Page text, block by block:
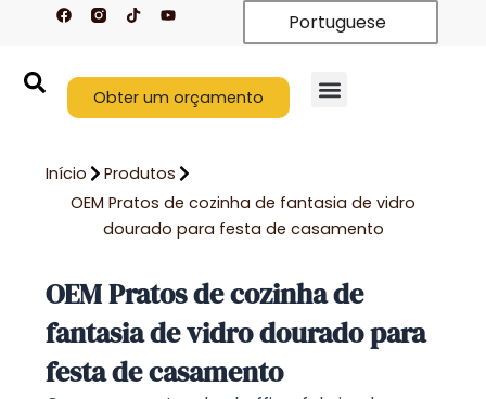
conteúdo
F
a
o
k
T
i
k
Y
o
b
e
Portuguese
Obter um orçamento
Início
Produtos
OEM Pratos de cozinha de fantasia de vidro
dourado para festa de casamento
OEM Pratos de cozinha de
fantasia de vidro dourado para
festa de casamento